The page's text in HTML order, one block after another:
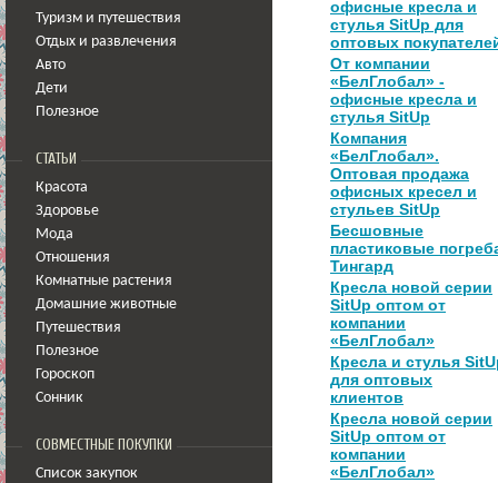
Туризм и путешествия
Отдых и развлечения
Авто
Дети
Полезное
СТАТЬИ
Красота
Здоровье
Мода
Отношения
Комнатные растения
Домашние животные
Путешествия
Полезное
Гороскоп
Сонник
СОВМЕСТНЫЕ ПОКУПКИ
Список закупок
офисные кресла и
стулья SitUp для
оптовых
От компании
«БелГлобал» -
офисные кресла и
стулья SitUp
Компания
«БелГлобал».
Оптовая продажа
офисных кресел и
стульев SitUp
Бесшовные
пластиковые
Тингард
Кресла новой серии
SitUp оптом от
компании
«БелГлобал»
Кресла и стулья
для оптовых
клиентов
Кресла новой серии
SitUp оптом от
компании
«БелГлобал»